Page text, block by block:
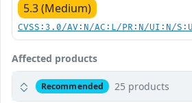
5.3 (Medium)
CVSS:3.0/AV:N/AC:L/PR:N/UI:N/
Affected products
Recommended 25 products